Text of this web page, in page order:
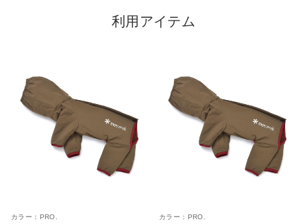
利用アイテム
カラー： PRO.
カラー： PRO.